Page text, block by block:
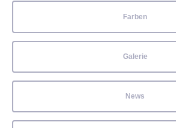
Farben
Galerie
News